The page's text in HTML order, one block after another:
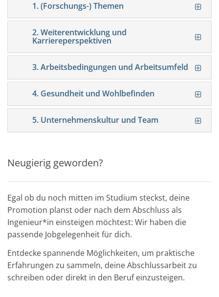
1. (Forschungs-) Themen
2. Weiterentwicklung und
Karriereperspektiven
3. Arbeitsbedingungen und Arbeitsumfeld
4. Gesundheit und Wohlbefinden
5. Unternehmenskultur und Team
Neugierig geworden?
Egal ob du noch mitten im Studium steckst, deine
Promotion planst oder nach dem Abschluss als
Ingenieur*in einsteigen möchtest: Wir haben die
passende Jobgelegenheit für dich.
Entdecke spannende Möglichkeiten, um praktische
Erfahrungen zu sammeln, deine Abschlussarbeit zu
schreiben oder direkt in den Beruf einzusteigen.